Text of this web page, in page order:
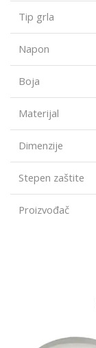
Tip grla
Napon
Boja
Materijal
Dimenzije
Stepen zaštite
Proizvođač